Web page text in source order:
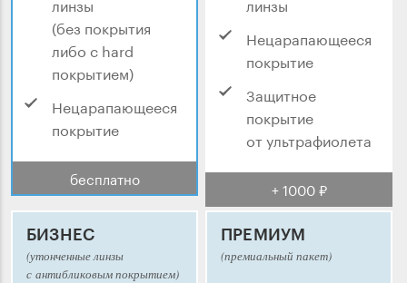
(без покрытия
либо с hard
покрытием)
Нецарапающееся
покрытие
бесплатно
Нецарапающееся
покрытие
Защитное
покрытие
от ультрафиолета
+ 1000 ₽
БИЗНЕС
(утонченные линзы
с антибликовым покрытием)
ПРЕМИУМ
(премиальный пакет)